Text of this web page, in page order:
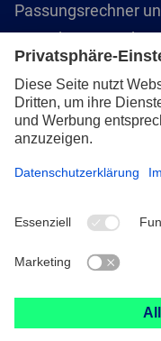
Passungsrechner
GA-Faktor
Produktfinder
FAQ
Kontakt
PFERD-VSM
Zürichstrasse
8306 Brüttisellen
info@pferd-